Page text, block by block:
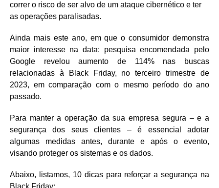
correr o risco de ser alvo de um ataque cibernético e ter
as operações paralisadas.
Ainda mais este ano, em que o consumidor demonstra
maior interesse na data: pesquisa encomendada pelo
Google revelou aumento de 114% nas buscas
relacionadas à Black Friday, no terceiro trimestre de
2023, em comparação com o mesmo período do ano
passado.
Para manter a operação da sua empresa segura – e a
segurança dos seus clientes – é essencial adotar
algumas medidas antes, durante e após o evento,
visando proteger os sistemas e os dados.
Abaixo, listamos, 10 dicas para reforçar a segurança na